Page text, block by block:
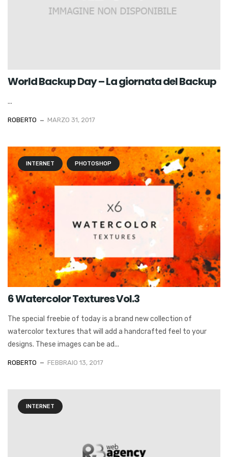
World Backup Day – La giornata del Backup
...
ROBERTO MARZO 31, 2017
INTERNET PHOTOSHOP
6 Watercolor Textures Vol.3
The special freebie of today is a brand new collection of
watercolor textures that will add a handcrafted feel to your
designs. These images can be ad...
ROBERTO FEBBRAIO 13, 2017
INTERNET